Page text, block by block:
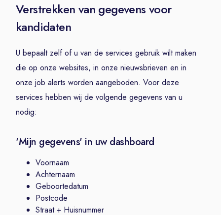
Verstrekken van gegevens voor
kandidaten
U bepaalt zelf of u van de services gebruik wilt maken
die op onze websites, in onze nieuwsbrieven en in
onze job alerts worden aangeboden. Voor deze
services hebben wij de volgende gegevens van u
nodig:
'Mijn gegevens' in uw dashboard
Voornaam
Achternaam
Geboortedatum
Postcode
Straat + Huisnummer